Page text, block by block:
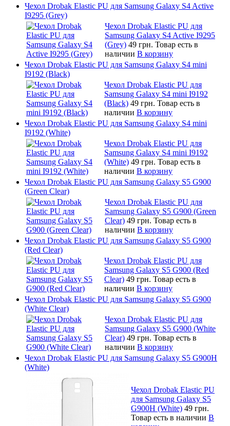
Чехол Drobak Elastic PU для Samsung Galaxy S4 Active
I9295 (Grey)
Чехол Drobak Elastic PU для
Samsung Galaxy S4 Active I9295
(Grey) 49 грн. Товар есть в
наличии В корзину
Чехол Drobak Elastic PU для Samsung Galaxy S4 mini
I9192 (Black)
Чехол Drobak Elastic PU для
Samsung Galaxy S4 mini I9192
(Black) 49 грн. Товар есть в
наличии В корзину
Чехол Drobak Elastic PU для Samsung Galaxy S4 mini
I9192 (White)
Чехол Drobak Elastic PU для
Samsung Galaxy S4 mini I9192
(White) 49 грн. Товар есть в
наличии В корзину
Чехол Drobak Elastic PU для Samsung Galaxy S5 G900
(Green Clear)
Чехол Drobak Elastic PU для
Samsung Galaxy S5 G900 (Green
Clear) 49 грн. Товар есть в
наличии В корзину
Чехол Drobak Elastic PU для Samsung Galaxy S5 G900
(Red Clear)
Чехол Drobak Elastic PU для
Samsung Galaxy S5 G900 (Red
Clear) 49 грн. Товар есть в
наличии В корзину
Чехол Drobak Elastic PU для Samsung Galaxy S5 G900
(White Clear)
Чехол Drobak Elastic PU для
Samsung Galaxy S5 G900 (White
Clear) 49 грн. Товар есть в
наличии В корзину
Чехол Drobak Elastic PU для Samsung Galaxy S5 G900H
(White)
Чехол Drobak Elastic PU
для Samsung Galaxy S5
G900H (White) 49 грн.
Товар есть в наличии В